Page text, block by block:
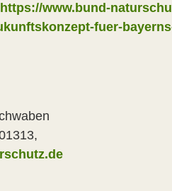
https://www.bund-
fuer-